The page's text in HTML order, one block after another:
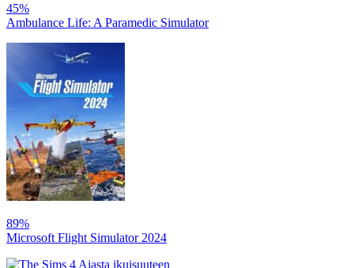
45%
Ambulance Life: A Paramedic Simulator
89%
Microsoft Flight Simulator 2024